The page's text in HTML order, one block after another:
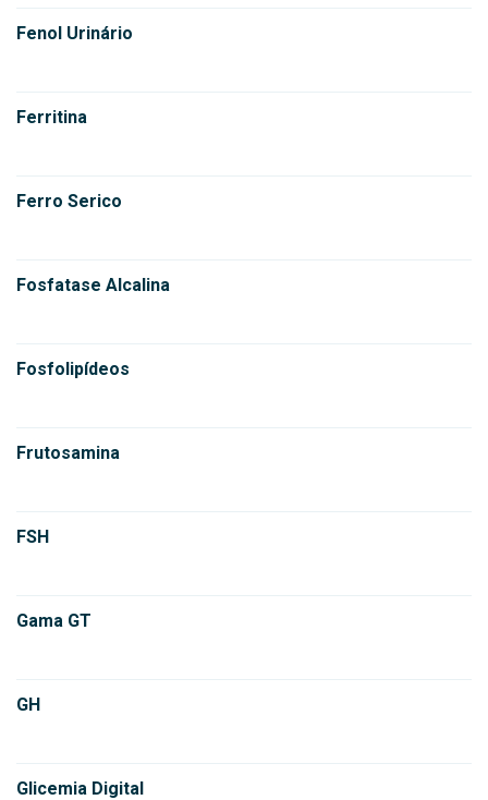
Fenol Urinário
Ferritina
Ferro Serico
Fosfatase Alcalina
Fosfolipídeos
Frutosamina
FSH
Gama GT
GH
Glicemia Digital